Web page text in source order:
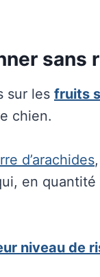
sans
sur les fruits
chien.
d’arachides
en
niveau de